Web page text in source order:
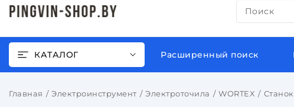
Поиск
КАТАЛОГ Расширенный поиск
Главная Электроинструмент Электроточила WORTEX